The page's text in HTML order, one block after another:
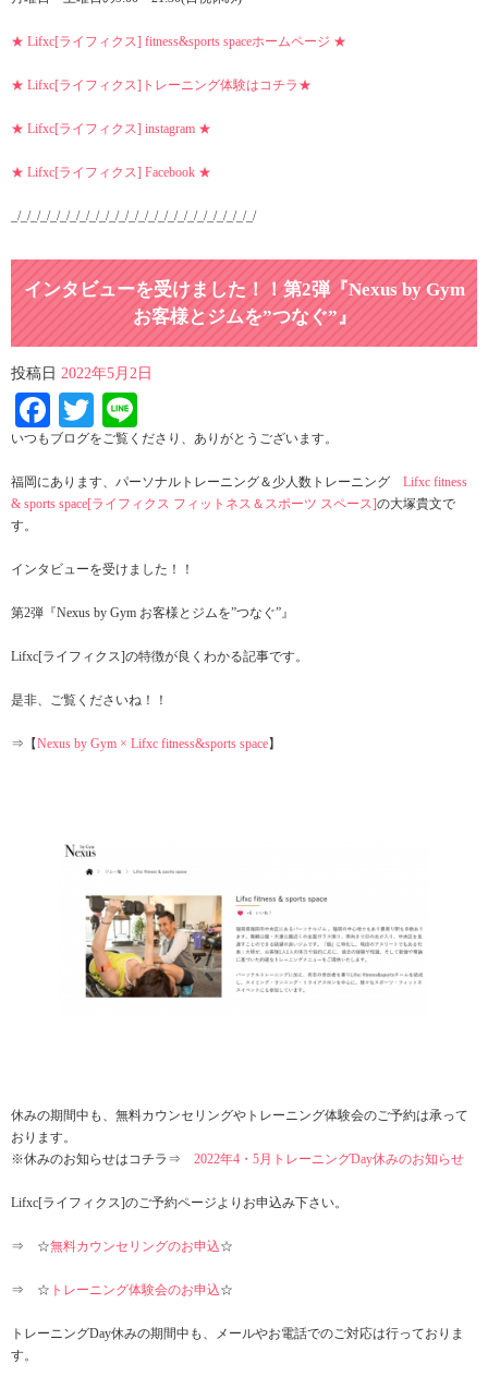
★ Lifxc[ライフィクス] fitness&sports spaceホームページ ★
★ Lifxc[ライフィクス]トレーニング体験はコチラ★
★ Lifxc[ライフィクス] instagram ★
★ Lifxc[ライフィクス] Facebook ★
_/_/_/_/_/_/_/_/_/_/_/_/_/_/_/_/_/_/_/_/_/_/_/_/_/
インタビューを受けました！！第2弾『Nexus by Gym
お客様とジムを”つなぐ”』
投稿日 2022年5月2日
Facebook
Twitter
いつもブログをご覧くださり、ありがとうございます。
福岡にあります、パーソナルトレーニング＆少人数トレーニング Lifxc fitness
& sports space[ライフィクス フィットネス＆スポーツ スペース]の大塚貴文で
す。
インタビューを受けました！！
第2弾『Nexus by Gym お客様とジムを”つなぐ”』
Lifxc[ライフィクス]の特徴が良くわかる記事です。
是非、ご覧くださいね！！
⇒【Nexus by Gym × Lifxc fitness&sports space】
休みの期間中も、無料カウンセリングやトレーニング体験会のご予約は承って
おります。
※休みのお知らせはコチラ⇒ 2022年4・5月トレーニングDay休みのお知らせ
Lifxc[ライフィクス]のご予約ページよりお申込み下さい。
⇒ ☆無料カウンセリングのお申込☆
⇒ ☆ トレーニング体験会のお申込☆
トレーニングDay休みの期間中も、メールやお電話でのご対応は行っておりま
す。